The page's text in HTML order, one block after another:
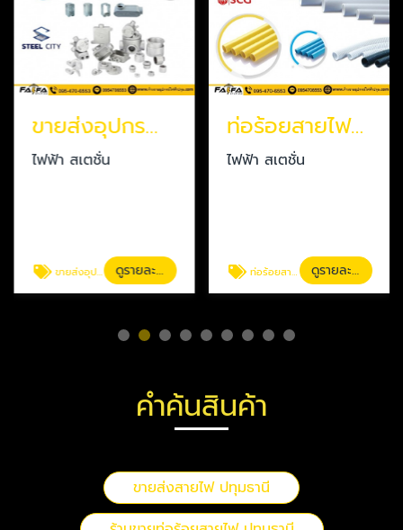
ขายส่งอุปกรณ์ประกอบท่อ ปทุมธานี
ไฟฟ้า สเตชั่น
ขายส่งอุปกรณ์ประกอบท่อ ปทุมธานี ดูรายละเอียด
ท่อร้อยสายไฟราคาส่ง ปทุมธานี
ไฟฟ้า สเตชั่น
ท่อร้อยสายไฟราคาส่ง ปทุมธานี ดูรายละเอียด
คำค้นสินค้า
ขายส่งสายไฟ ปทุมธานี